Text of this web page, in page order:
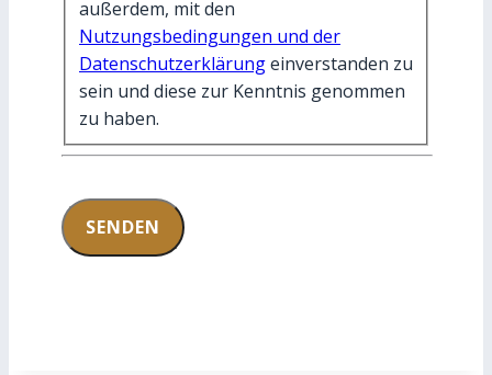
außerdem, mit den
Nutzungsbedingungen und der
Datenschutzerklärungeinverstanden zu
sein und diese zur Kenntnis genommen
zu haben.
SENDEN